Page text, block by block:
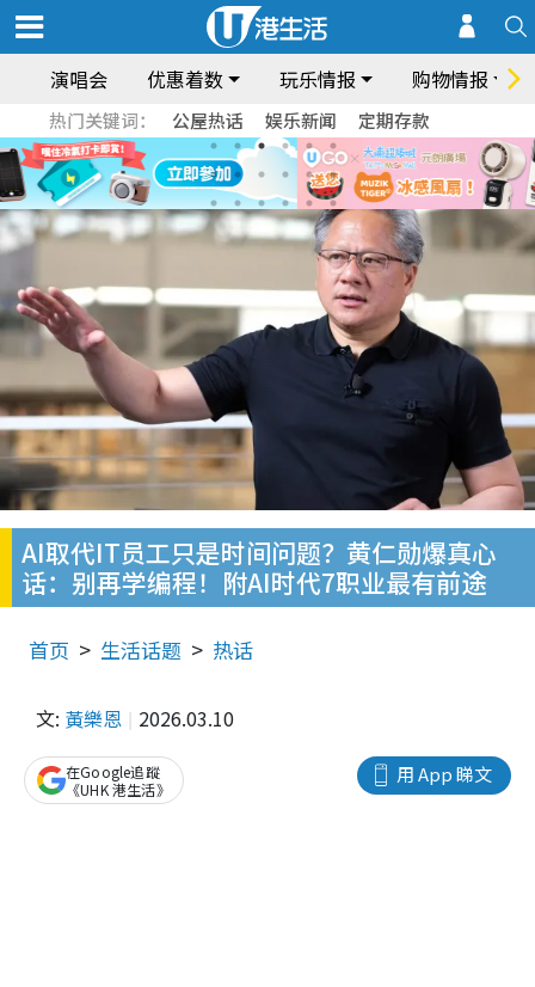
演唱会 优惠着数 玩乐情报 购物情报
热门关键词： 公屋热话 娱乐新闻 定期存款
AI取代IT员工只是时间问题？黄仁勋爆真心
话：别再学编程！附AI时代7职业最有前途
首页 生活话题 热话
文: 黃樂恩 2026.03.10
用 App 睇文
在Google追蹤
《UHK 港生活》